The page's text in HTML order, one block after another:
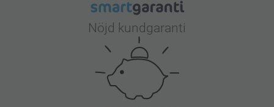
Nöjd kundgaranti